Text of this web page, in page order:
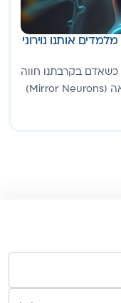
אותנו נוירוני
כשאדם בקרבתנו חווה
חוויה מסוימת, למשל מסמיק, נוירוני המראה (Mirror Neurons)